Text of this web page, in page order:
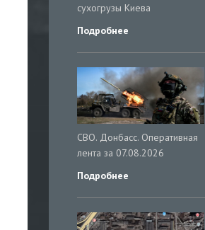
сухогрузы Киева
Подробнее
СВО. Донбасс. Оперативная
лента за 07.08.2026
Подробнее